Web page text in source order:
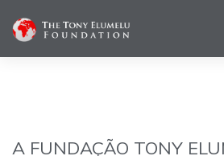
A FUNDAÇÃO TONY